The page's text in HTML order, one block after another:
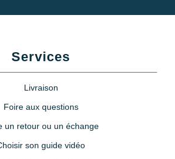
Services
Livraison
Foire aux questions
un retour ou un échange
son guide vidéo